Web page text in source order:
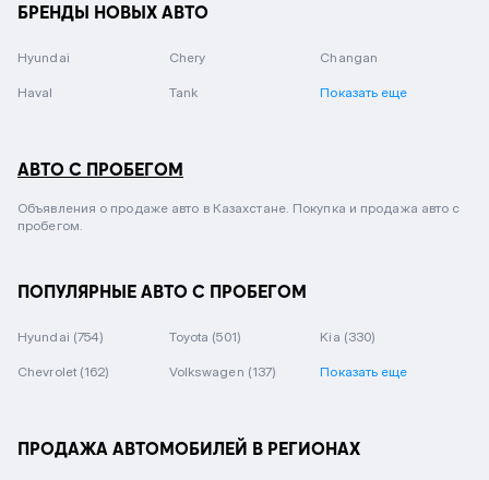
БРЕНДЫ НОВЫХ АВТО
Hyundai Chery Changan
Haval Tank Показать еще
АВТО С ПРОБЕГОМ
Объявления о продаже авто в Казахстане. Покупка и продажа авто с
пробегом.
ПОПУЛЯРНЫЕ АВТО С ПРОБЕГОМ
Hyundai (754) Toyota (501) Kia (330)
Chevrolet (162) Volkswagen (137) Показать еще
ПРОДАЖА АВТОМОБИЛЕЙ В РЕГИОНАХ